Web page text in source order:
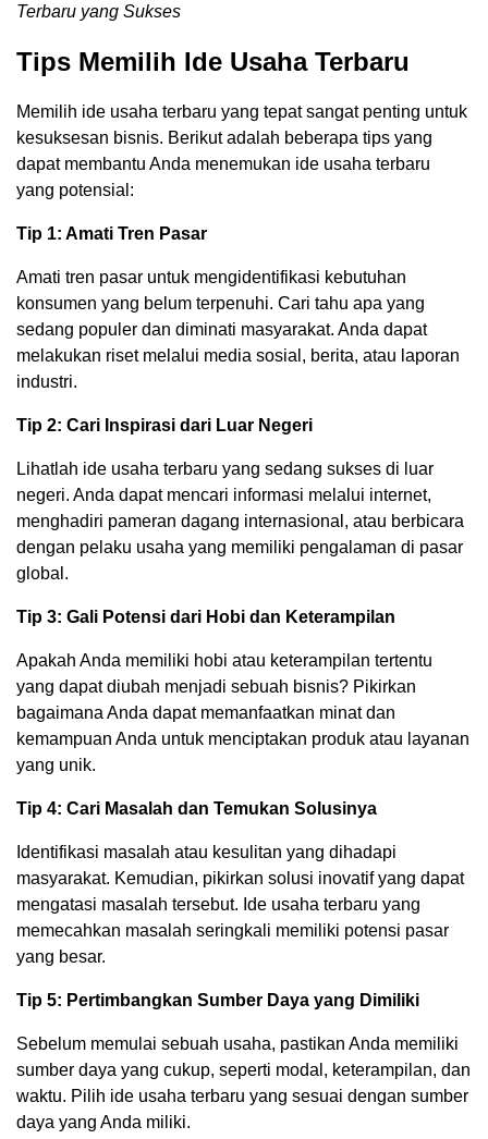
Terbaru yang Sukses
Tips Memilih Ide Usaha Terbaru
Memilih ide usaha terbaru yang tepat sangat penting untuk
kesuksesan bisnis. Berikut adalah beberapa tips yang
dapat membantu Anda menemukan ide usaha terbaru
yang potensial:
Tip 1: Amati Tren Pasar
Amati tren pasar untuk mengidentifikasi kebutuhan
konsumen yang belum terpenuhi. Cari tahu apa yang
sedang populer dan diminati masyarakat. Anda dapat
melakukan riset melalui media sosial, berita, atau laporan
industri.
Tip 2: Cari Inspirasi dari Luar Negeri
Lihatlah ide usaha terbaru yang sedang sukses di luar
negeri. Anda dapat mencari informasi melalui internet,
menghadiri pameran dagang internasional, atau berbicara
dengan pelaku usaha yang memiliki pengalaman di pasar
global.
Tip 3: Gali Potensi dari Hobi dan Keterampilan
Apakah Anda memiliki hobi atau keterampilan tertentu
yang dapat diubah menjadi sebuah bisnis? Pikirkan
bagaimana Anda dapat memanfaatkan minat dan
kemampuan Anda untuk menciptakan produk atau layanan
yang unik.
Tip 4: Cari Masalah dan Temukan Solusinya
Identifikasi masalah atau kesulitan yang dihadapi
masyarakat. Kemudian, pikirkan solusi inovatif yang dapat
mengatasi masalah tersebut. Ide usaha terbaru yang
memecahkan masalah seringkali memiliki potensi pasar
yang besar.
Tip 5: Pertimbangkan Sumber Daya yang Dimiliki
Sebelum memulai sebuah usaha, pastikan Anda memiliki
sumber daya yang cukup, seperti modal, keterampilan, dan
waktu. Pilih ide usaha terbaru yang sesuai dengan sumber
daya yang Anda miliki.